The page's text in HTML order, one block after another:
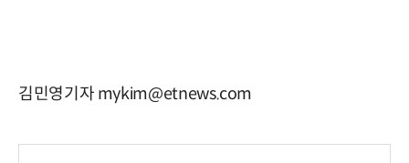
김민영기자 mykim@etnews.com